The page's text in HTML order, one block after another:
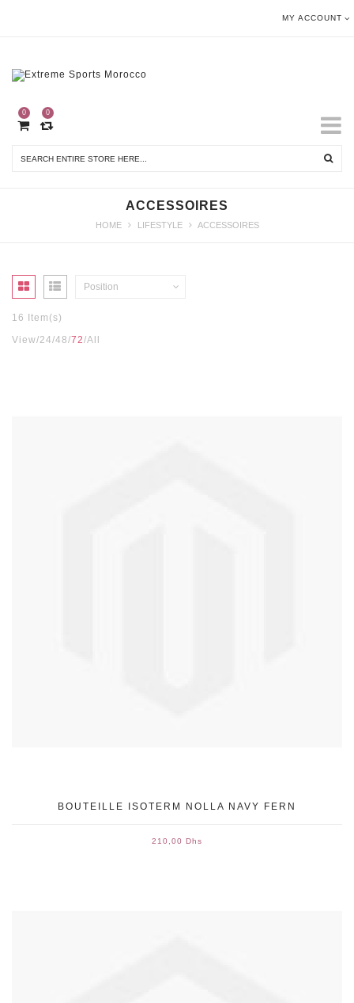
MY ACCOUNT
0 0
ACCESSOIRES
HOME LIFESTYLE ACCESSOIRES
Position
16 Item(s)
View 24 48 72 All
BOUTEILLE ISOTERM NOLLA NAVY FERN
210,00 Dhs